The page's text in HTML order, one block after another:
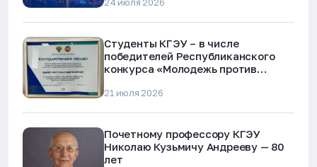
24 июля 2026
Студенты КГЭУ – в числе
победителей Республиканского
конкурса «Молодежь против
мошенничества»
21 июля 2026
Почетному профессору КГЭУ
Николаю Кузьмичу Андрееву — 80
лет